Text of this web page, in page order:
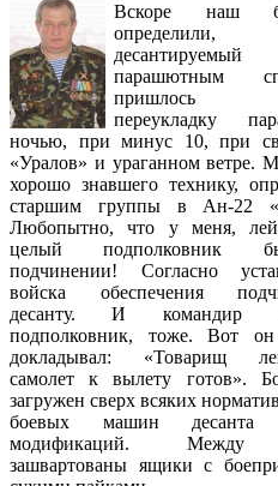
Вскоре наш
десантируемый
парашютным
пришлось
переукладку
ночью, при минус 10, при
«Уралов» и ураганном ветре.
хорошо знавшего технику,
старшим группы в Ан-22
Любопытно, что у меня,
целый подполковник
подчинении! Согласно
войска обеспечения
десанту. И командир
подполковник, тоже. Вот
докладывал: «Товарищ
самолет к вылету готов».
загружен сверх всяких
боевых машин десанта
модификаций.
зашвартованы ящики с